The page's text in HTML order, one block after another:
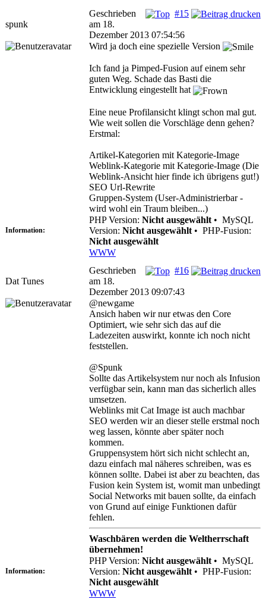
spunk
#15
Geschrieben
am 18.
Dezember 2013 07:54:56
Wird ja doch eine spezielle Version
Ich fand ja Pimped-Fusion auf einem sehr
guten Weg. Schade das Basti die
Entwicklung eingestellt hat
Eine neue Profilansicht klingt schon mal gut.
Wie weit sollen die Vorschläge denn gehen?
Erstmal:
Artikel-Kategorien mit Kategorie-Image
Weblink-Kategorie mit Kategorie-Image (Die
Weblink-Ansicht hier finde ich übrigens gut!)
SEO Url-Rewrite
Gruppen-System (User-Administrierbar -
wird wohl ein Traum bleiben...)
Information:
PHP Version: Nicht ausgewählt • MySQL
Version: Nicht ausgewählt • PHP-Fusion:
Nicht ausgewählt
WWW
Dat Tunes
#16
Geschrieben
am 18.
Dezember 2013 09:07:43
@newgame
Ansich haben wir nur etwas den Core
Optimiert, wie sehr sich das auf die
Ladezeiten auswirkt, konnte ich noch nicht
feststellen.
@Spunk
Sollte das Artikelsystem nur noch als Infusion
verfügbar sein, kann man das sicherlich alles
umsetzen.
Weblinks mit Cat Image ist auch machbar
SEO werden wir an dieser stelle erstmal noch
weg lassen, könnte aber später noch
kommen.
Gruppensystem hört sich nicht schlecht an,
dazu einfach mal näheres schreiben, was es
können sollte. Dabei ist aber zu beachten, das
Fusion kein System ist, womit man unbedingt
Social Networks mit bauen sollte, da einfach
von Grund auf einige Funktionen dafür
fehlen.
Waschbären werden die Weltherrschaft
übernehmen!
Information:
PHP Version: Nicht ausgewählt • MySQL
Version: Nicht ausgewählt • PHP-Fusion:
Nicht ausgewählt
WWW